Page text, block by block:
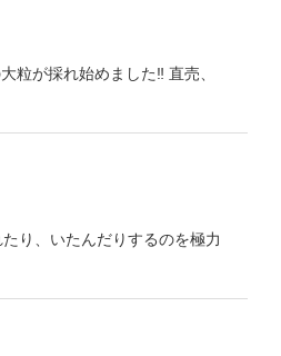
粒が採れ始めました‼︎ 直売、
り、いたんだりするのを極力